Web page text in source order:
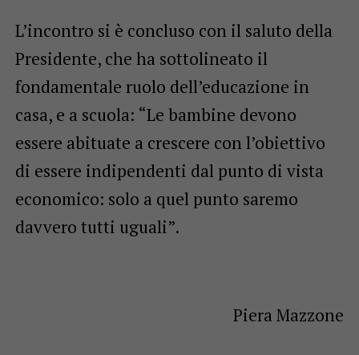
L’incontro si è concluso con il saluto della
Presidente, che ha sottolineato il
fondamentale ruolo dell’educazione in
casa, e a scuola: “Le bambine devono
essere abituate a crescere con l’obiettivo
di essere indipendenti dal punto di vista
economico: solo a quel punto saremo
davvero tutti uguali”.
Piera Mazzone